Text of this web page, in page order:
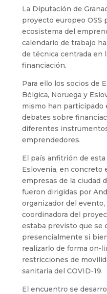
La Diputación de
proyecto europeo OSS
ecosistema del
calendario de trabajo
de técnica centrada en
financiación.
Para ello los socios de
Bélgica, Noruega y
mismo han participado
debates sobre
diferentes
emprendedores.
El país anfitrión de
Eslovenia, en concreto
empresas de la ciudad
fueron dirigidas por
organizador del evento,
coordinadora del
estaba previsto que se
presencialmente si
realizarlo de forma on-
restricciones de
sanitaria del COVID-19.
El encuentro se